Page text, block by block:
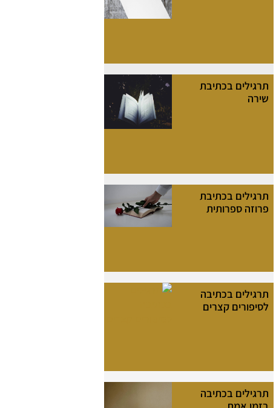
תרגילים בכתיבת
שירה
תרגילים בכתיבת
פרוזה ספרותית
תרגילים בכתיבה
לסיפורים קצרים
תרגילים בכתיבה